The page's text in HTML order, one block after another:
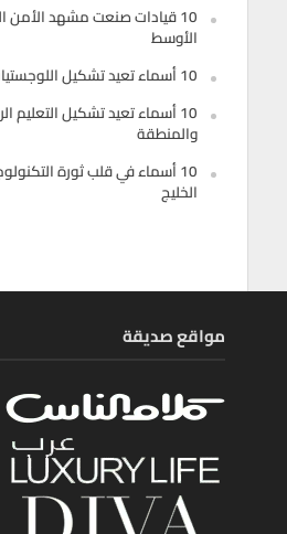
10 قيادات صنعت مشهد الأمن
الأوسط
10 أسماء تعيد تشكيل اللوجستيات الذكية في الخليج
10 أسماء تعيد تشكيل التعليم
والمنطقة
10 أسماء في قلب ثورة
الخليج
مواقع صديقة